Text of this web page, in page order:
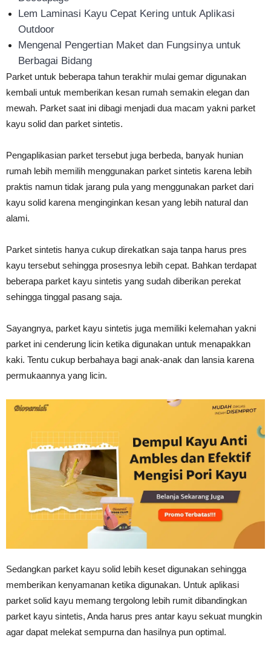
Lem Laminasi Kayu Cepat Kering untuk Aplikasi
Outdoor
Mengenal Pengertian Maket dan Fungsinya untuk
Berbagai Bidang
Parket untuk beberapa tahun terakhir mulai gemar digunakan
kembali untuk memberikan kesan rumah semakin elegan dan
mewah. Parket saat ini dibagi menjadi dua macam yakni parket
kayu solid dan parket sintetis.
Pengaplikasian parket tersebut juga berbeda, banyak hunian
rumah lebih memilih menggunakan parket sintetis karena lebih
praktis namun tidak jarang pula yang menggunakan parket dari
kayu solid karena menginginkan kesan yang lebih natural dan
alami.
Parket sintetis hanya cukup direkatkan saja tanpa harus pres
kayu tersebut sehingga prosesnya lebih cepat. Bahkan terdapat
beberapa parket kayu sintetis yang sudah diberikan perekat
sehingga tinggal pasang saja.
Sayangnya, parket kayu sintetis juga memiliki kelemahan yakni
parket ini cenderung licin ketika digunakan untuk menapakkan
kaki. Tentu cukup berbahaya bagi anak-anak dan lansia karena
permukaannya yang licin.
Sedangkan parket kayu solid lebih keset digunakan sehingga
memberikan kenyamanan ketika digunakan. Untuk aplikasi
parket solid kayu memang tergolong lebih rumit dibandingkan
parket kayu sintetis, Anda harus pres antar kayu sekuat mungkin
agar dapat melekat sempurna dan hasilnya pun optimal.